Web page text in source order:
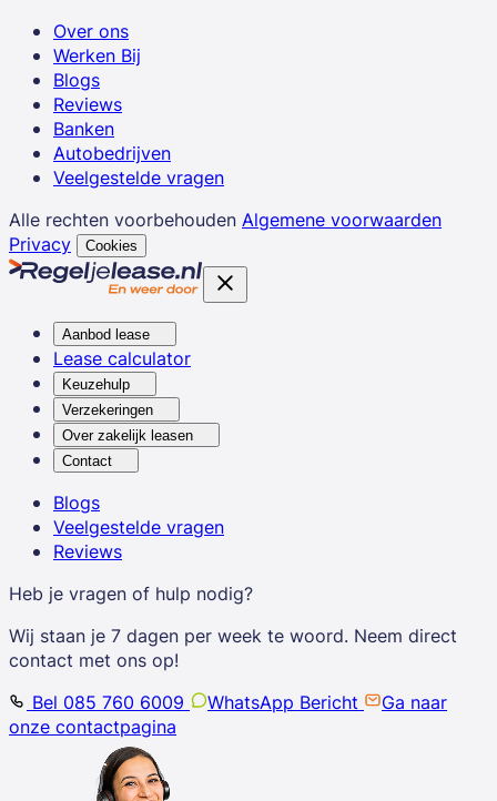
Over ons
Werken Bij
Blogs
Reviews
Banken
Autobedrijven
Veelgestelde vragen
Alle rechten voorbehouden Algemene voorwaarden
Privacy
Cookies
Aanbod lease
Lease calculator
Keuzehulp
Verzekeringen
Over zakelijk leasen
Contact
Blogs
Veelgestelde vragen
Reviews
Heb je vragen of hulp nodig?
Wij staan je 7 dagen per week te woord. Neem direct
contact met ons op!
Bel 085 760 6009
WhatsApp Bericht
Ga naar
onze contactpagina